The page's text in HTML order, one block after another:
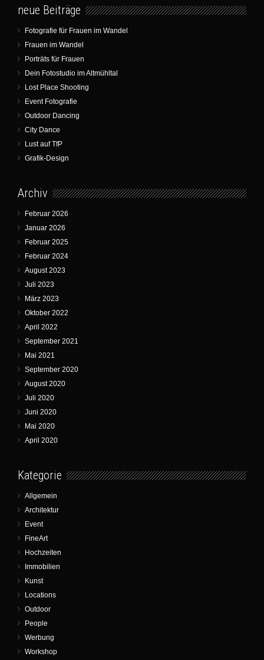
neue Beiträge
Fotografie für Frauen im Wandel
Frauen im Wandel
Porträts für Frauen
Dein Fotostudio im Altmühltal
Lost Place Shooting
Event Fotografie
Outdoor Dancing
City Dance
Lust auf TfP
Grafik-Design
Archiv
Februar 2026
Januar 2026
Februar 2025
Februar 2024
August 2023
Juli 2023
März 2023
Oktober 2022
April 2022
September 2021
Mai 2021
September 2020
August 2020
Juli 2020
Juni 2020
Mai 2020
April 2020
Kategorie
Allgemein
Architektur
Event
FineArt
Hochzeiten
Immobilien
Kunst
Locations
Outdoor
People
Werbung
Workshop